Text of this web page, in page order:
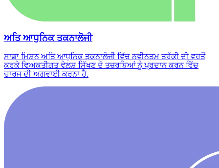
ਅਤਿ ਆਧੁਨਿਕ ਤਕਨਾਲੋਜੀ
ਸਾਡਾ ਮਿਸ਼ਨ ਅਤਿ ਆਧੁਨਿਕ ਤਕਨਾਲੋਜੀ ਵਿੱਚ ਨਵੀਨਤਮ ਤਰੱਕੀ ਦੀ ਵਰਤੋਂ
ਕਰਕੇ ਵਿਅਕਤੀਗਤ ਵੇਲਸ਼ ਸਿੱਖਣ ਦੇ ਤਜ਼ਰਬਿਆਂ ਨੂੰ ਪ੍ਰਦਾਨ ਕਰਨ ਵਿੱਚ
ਚਾਰਜ ਦੀ ਅਗਵਾਈ ਕਰਨਾ ਹੈ.